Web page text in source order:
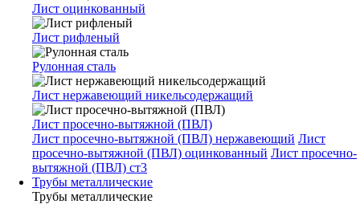
Лист оцинкованный
Лист рифленый
Рулонная сталь
Лист нержавеющий никельсодержащий
Лист просечно-вытяжной (ПВЛ)
Лист просечно-вытяжной (ПВЛ) нержавеющий Лист
просечно-вытяжной (ПВЛ) оцинкованный Лист просечно-
вытяжной (ПВЛ) ст3
Трубы металлические
Трубы металлические